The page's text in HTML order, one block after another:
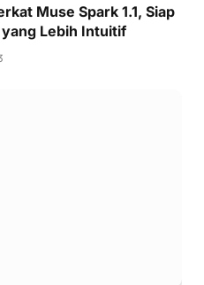
Muse Spark 1.1, Siap
Lebih Intuitif